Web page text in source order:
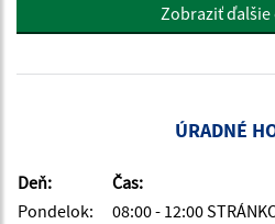
Zobraziť ďalšie
ÚRADNÉ
Deň:
Čas:
Pondelok:
08:00 - 12:00